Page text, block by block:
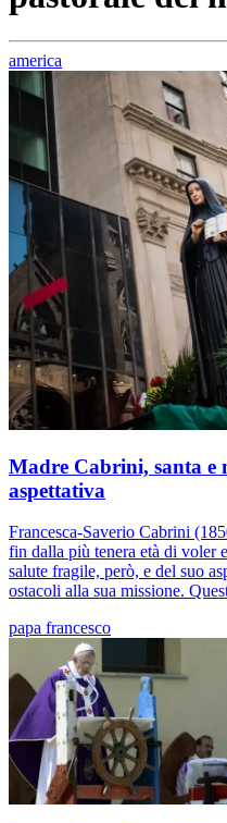
america
Madre Cabrini, santa e
aspettativa
Francesca-Saverio Cabrini
fin dalla più tenera età di voler
salute fragile, però, e del suo
ostacoli alla sua missione.
papa francesco